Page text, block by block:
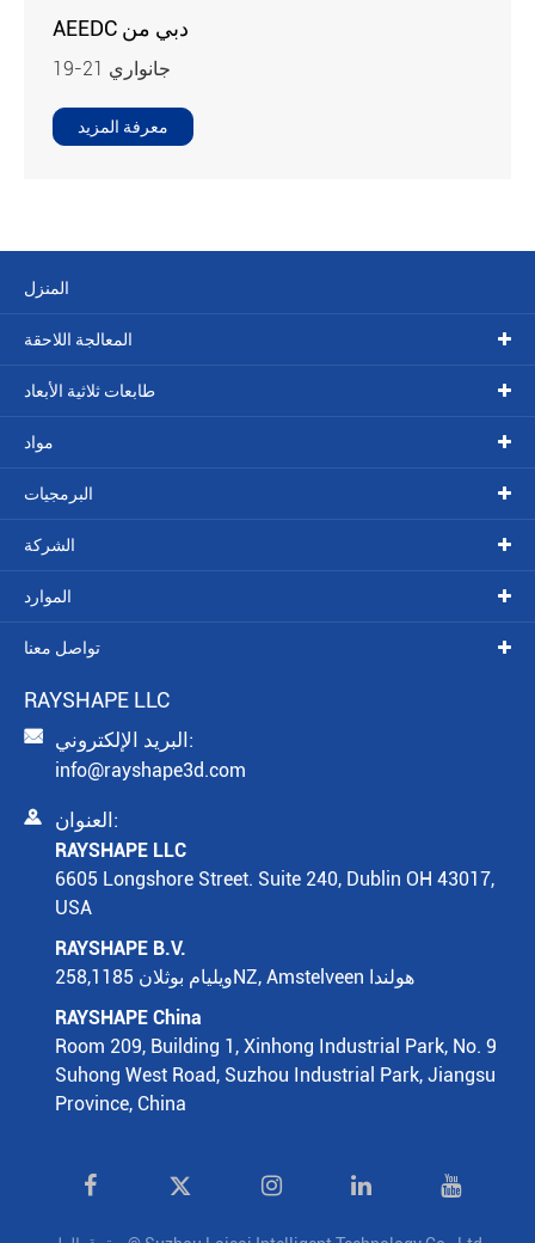
AEEDC دبي من
19-21 جانواري
معرفة المزيد
المنزل
المعالجة اللاحقة
طابعات ثلاثية الأبعاد
مواد
البرمجيات
الشركة
الموارد
تواصل معنا
RAYSHAPE LLC
 البريد الإلكتروني:
info@rayshape3d.com
 العنوان:
RAYSHAPE LLC
6605 Longshore Street. Suite 240, Dublin OH 43017,
USA
RAYSHAPE B.V.
ويليام بوثلان 258,1185NZ, Amstelveen هولندا
RAYSHAPE China
Room 209, Building 1, Xinhong Industrial Park, No. 9
Suhong West Road, Suzhou Industrial Park, Jiangsu
Province, China
